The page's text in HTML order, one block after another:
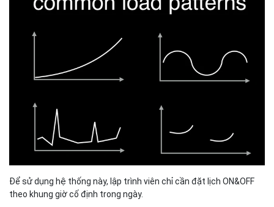
Để sử dụng hệ thống này, lập trình viên chỉ cần đặt lịch ON&OFF
theo khung giờ cố định trong ngày.